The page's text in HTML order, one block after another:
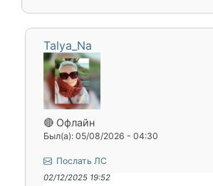
Talya_Na
🔴 Офлайн
Был(а): 05/08/2026 - 04:30
Послать ЛС
02/12/2025 19:52